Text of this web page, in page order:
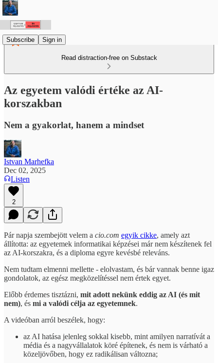
Subscribe Sign in
Read distraction-free on Substack
Az egyetem valódi értéke az AI-
korszakban
Nem a gyakorlat, hanem a mindset
Istvan Marhefka
Dec 02, 2025
Listen
2
Pár napja szembejött velem a cio.com egyik cikke, amely azt
állította: az egyetemek informatikai képzései már nem készítenek fel
az AI-korszakra, és a diploma egyre kevésbé releváns.
Nem tudtam elmenni mellette - elolvastam, és bár vannak benne igaz
gondolatok, az egész megközelítéssel nem értek egyet.
Előbb érdemes tisztázni, mit adott nekünk eddig az AI (és mit
nem), és mi a valódi célja az egyetemnek.
A videóban arról beszélek, hogy:
az AI hatása jelenleg sokkal kisebb, mint amilyen narratívát a
média és a nagyvállalatok köré építenek, és nem is várható a
közeljövőben, hogy ez radikálisan változna;